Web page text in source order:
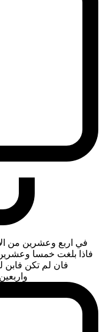
في اربع وعشرين من
فاذا بلغت خمسا
فان لم تكن فابن